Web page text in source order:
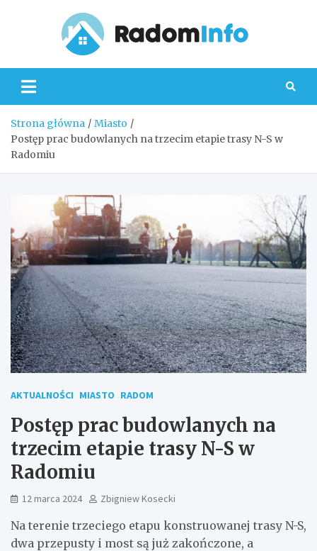
Strona główna
Miasto
Postęp prac budowlanych na trzecim etapie trasy N-S w
Radomiu
AKTUALNOŚCI MIASTO RADOM
Postęp prac budowlanych na
trzecim etapie trasy N-S w
Radomiu
12 marca 2024 Zbigniew Kosecki
Na terenie trzeciego etapu konstruowanej trasy N-S,
dwa przepusty i most są już zakończone, a